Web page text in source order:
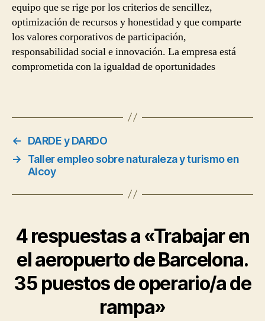
equipo que se rige por los criterios de sencillez,
optimización de recursos y honestidad y que comparte
los valores corporativos de participación,
responsabilidad social e innovación. La empresa está
comprometida con la igualdad de oportunidades
←
DARDE y DARDO
→
Taller empleo sobre naturaleza y turismo en
Alcoy
4 respuestas a «Trabajar en
el aeropuerto de Barcelona.
35 puestos de operario/a de
rampa»